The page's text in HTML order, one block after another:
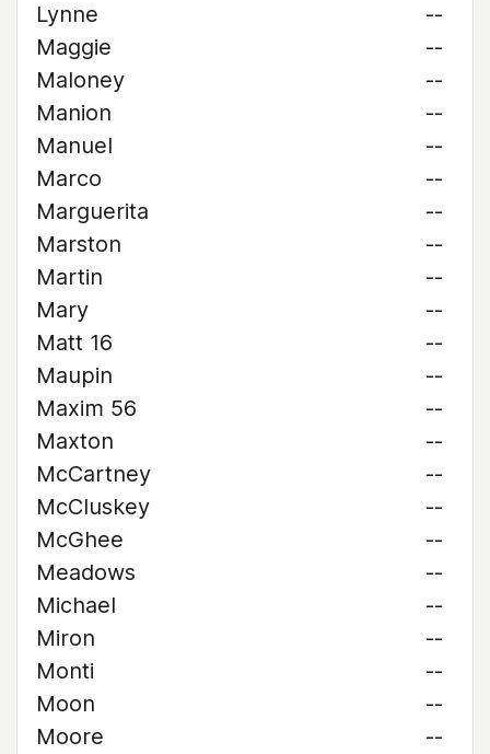
Lynne
--
Maggie
--
Maloney
--
Manion
--
Manuel
--
Marco
--
Marguerita
--
Marston
--
Martin
--
Mary
--
Matt 16
--
Maupin
--
Maxim 56
--
Maxton
--
McCartney
--
McCluskey
--
McGhee
--
Meadows
--
Michael
--
Miron
--
Monti
--
Moon
--
Moore
--